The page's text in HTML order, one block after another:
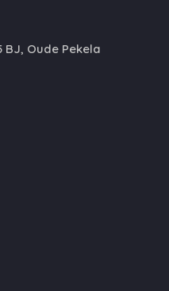
BJ, Oude Pekela